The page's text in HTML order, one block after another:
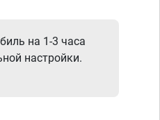
на 1-3 часа
настройки.